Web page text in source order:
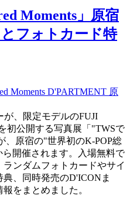
Moments」原宿
フォトカード特
Moments D'PARTMENT 原
が、限定モデルのFUJI
初公開する写真展「"TWSで
、原宿の"世界初のK-POP総
開催されます。入場無料で
ンダムフォトカードやサイ
、同時発売のD'ICONま
をまとめました。